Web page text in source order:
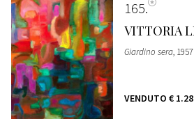
165
VITTORIA
Giardino sera, 1957
VENDUTO €